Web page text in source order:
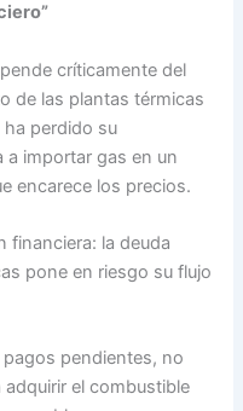
críticamente del
de las plantas térmicas
ha perdido su
a importar gas en un
encarece los precios.
financiera: la deuda
pone en riesgo su flujo
pendientes, no
el combustible